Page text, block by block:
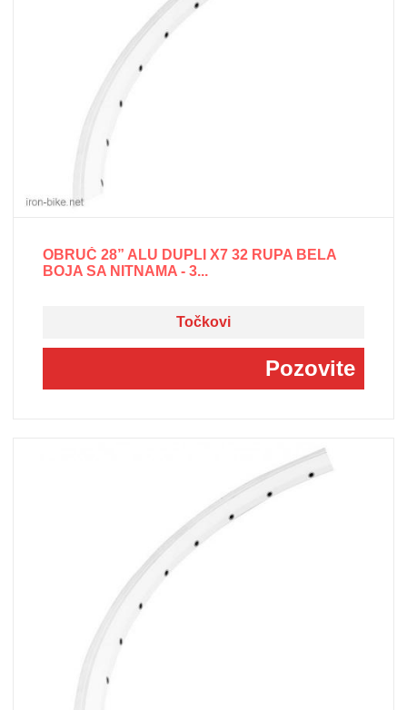
OBRUČ 28” ALU DUPLI X7 32 RUPA BELA
BOJA SA NITNAMA - 3...
Točkovi
Pozovite